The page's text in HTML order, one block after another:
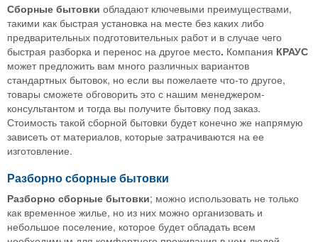
Сборные бытовки обладают ключевыми преимуществами,
такими как быстрая установка на месте без каких либо
предварительных подготовительных работ и в случае чего
быстрая разборка и перенос на другое место. Компания КРАУС
может предложить вам много различных вариантов
стандартных бытовок, но если вы пожелаете что-то другое,
товары сможете обговорить это с нашим менеджером-
консультантом и тогда вы получите бытовку под заказ.
Стоимость такой сборной бытовки будет конечно же напрямую
зависеть от материалов, которые затрачиваются на ее
изготовление.
Разборно сборные бытовки
Разборно сборные бытовки; можно использовать не только
как временное жилье, но из них можно организовать и
небольшое поселение, которое будет обладать всем